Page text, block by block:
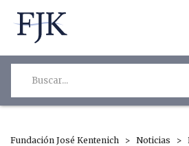
Fundación José Kentenich > Noticias >